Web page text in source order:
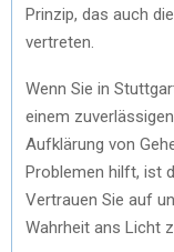
Prinzip, das auch
vertreten.
Wenn Sie in
einem
Aufklärung von
Problemen hilft, ist
Vertrauen Sie auf
Wahrheit ans Licht